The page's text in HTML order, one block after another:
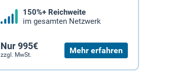
150%+ Reichweite
im gesamten Netzwerk
Nur 995€
zzgl. MwSt. Mehr erfahren